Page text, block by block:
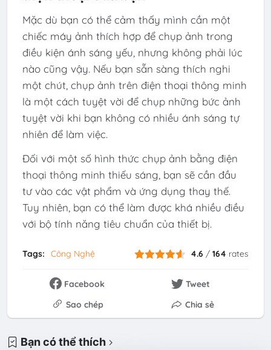
Mặc dù bạn có thể cảm thấy mình cần một
chiếc máy ảnh thích hợp để chụp ảnh trong
điều kiện ánh sáng yếu, nhưng không phải lúc
nào cũng vậy. Nếu bạn sẵn sàng thích nghi
một chút, chụp ảnh trên điện thoại thông minh
là một cách tuyệt vời để chụp những bức ảnh
tuyệt vời khi bạn không có nhiều ánh sáng tự
nhiên để làm việc.
Đối với một số hình thức chụp ảnh bằng điện
thoại thông minh thiếu sáng, bạn sẽ cần đầu
tư vào các vật phẩm và ứng dụng thay thế.
Tuy nhiên, bạn có thể làm được khá nhiều điều
với bộ tính năng tiêu chuẩn của thiết bị.
Tags: Công Nghệ 4.6 /164 rates
Facebook
Tweet
Sao chép
Chia sẻ
Bạn có thể thích